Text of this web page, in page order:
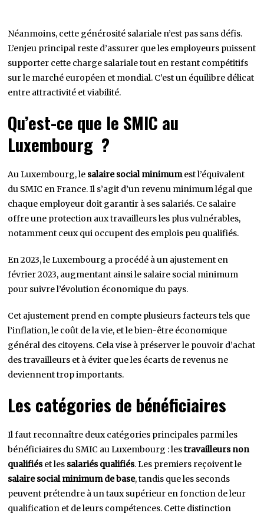
Néanmoins, cette générosité salariale n’est pas sans défis.
L’enjeu principal reste d’assurer que les employeurs puissent
supporter cette charge salariale tout en restant compétitifs
sur le marché européen et mondial. C’est un équilibre délicat
entre attractivité et viabilité.
Qu’est-ce que le SMIC au
Luxembourg ?
Au Luxembourg, le salaire social minimumest l’équivalent
du SMIC en France. Il s’agit d’un revenu minimum légal que
chaque employeur doit garantir à ses salariés. Ce salaire
offre une protection aux travailleurs les plus vulnérables,
notamment ceux qui occupent des emplois peu qualifiés.
En 2023, le Luxembourg a procédé à un ajustement en
février 2023, augmentant ainsi le salaire social minimum
pour suivre l’évolution économique du pays.
Cet ajustement prend en compte plusieurs facteurs tels que
l’inflation, le coût de la vie, et le bien-être économique
général des citoyens. Cela vise à préserver le pouvoir d’achat
des travailleurs et à éviter que les écarts de revenus ne
deviennent trop importants.
Les catégories de bénéficiaires
Il faut reconnaître deux catégories principales parmi les
bénéficiaires du SMIC au Luxembourg : lestravailleurs non
qualifiéset les salariés qualifiés. Les premiers reçoivent le
salaire social minimum de base, tandis que les seconds
peuvent prétendre à un taux supérieur en fonction de leur
qualification et de leurs compétences. Cette distinction